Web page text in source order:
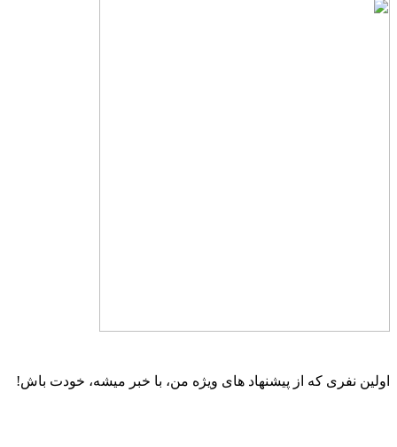
اولین نفری که از پیشنهاد های ویژه من، با خبر میشه، خودت باش!